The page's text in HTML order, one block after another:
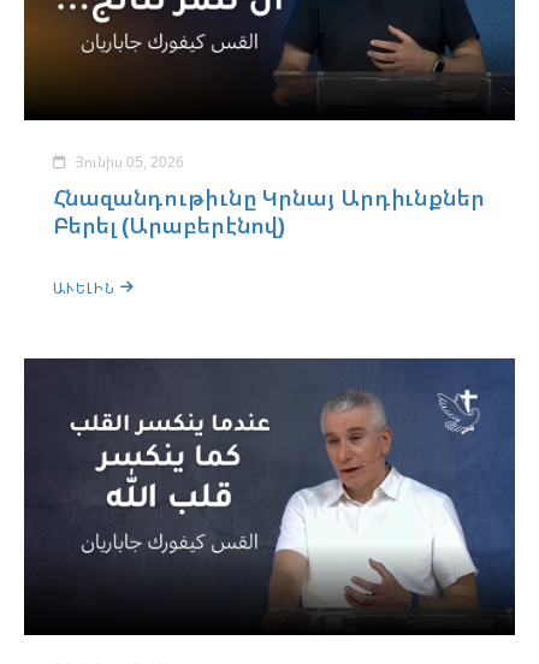
Յունիս 05, 2026
Հնազանդութիւնը Կրնայ Արդիւնքներ
Բերել (Արաբերէնով)
ԱՒԵԼԻՆ